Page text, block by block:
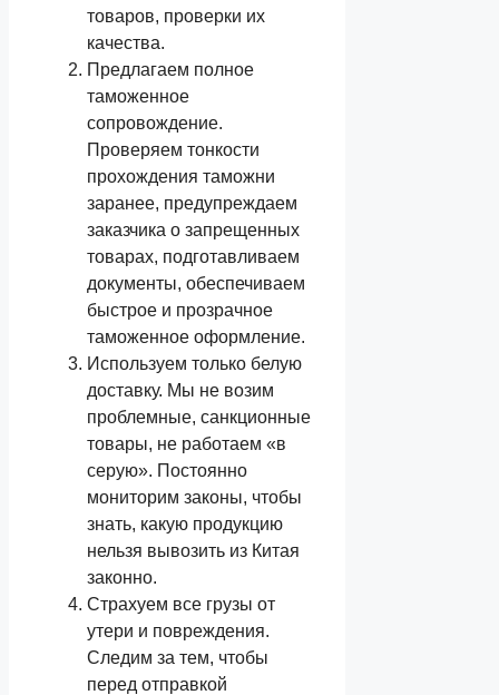
товаров, проверки их
качества.
Предлагаем полное
таможенное
сопровождение.
Проверяем тонкости
прохождения таможни
заранее, предупреждаем
заказчика о запрещенных
товарах, подготавливаем
документы, обеспечиваем
быстрое и прозрачное
таможенное оформление.
Используем только белую
доставку. Мы не возим
проблемные, санкционные
товары, не работаем «в
серую». Постоянно
мониторим законы, чтобы
знать, какую продукцию
нельзя вывозить из Китая
законно.
Страхуем все грузы от
утери и повреждения.
Следим за тем, чтобы
перед отправкой